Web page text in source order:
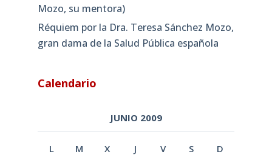
Mozo, su mentora)
Réquiem por la Dra. Teresa Sánchez Mozo,
gran dama de la Salud Pública española
Calendario
JUNIO 2009
L M X J V S D